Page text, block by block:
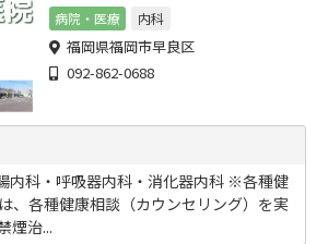
病院・医療 内科
福岡県福岡市早良区
092-862-0688
内科・呼吸器内科・消化器内科 ※各種健
、各種健康相談（カウンセリング）を実
煙治...